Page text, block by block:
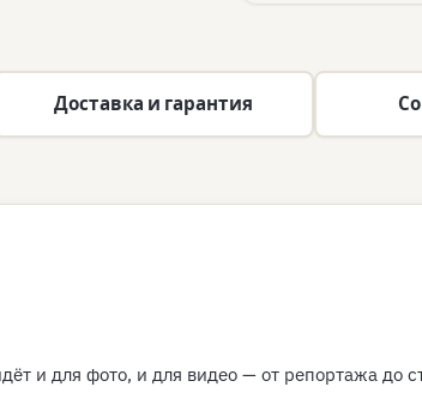
Доставка и гарантия
и для фото, и для видео — от репортажа до